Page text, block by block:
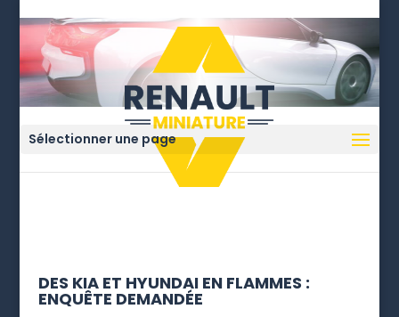
Sélectionner une page
DES KIA ET HYUNDAI EN FLAMMES :
ENQUÊTE DEMANDÉE